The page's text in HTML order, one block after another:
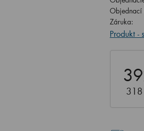
Objednací
Záruka:
Produkt -